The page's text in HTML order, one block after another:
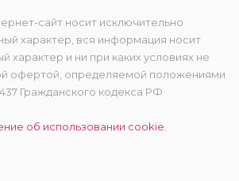
сайт носит исключительно
характер, вся информация носит
характер и ни при каких условиях не
офертой, определяемой положениями
Гражданского кодекса РФ
об использовании cookie.